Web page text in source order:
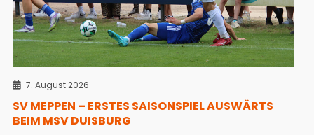
7. August 2026
SV MEPPEN – ERSTES SAISONSPIEL AUSWÄRTS
BEIM MSV DUISBURG